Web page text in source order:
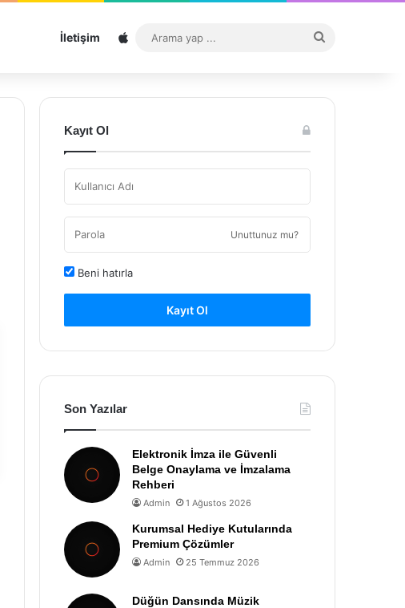
İletişim Sitemap
...
Kayıt Ol
Unuttunuz mu?
Beni hatırla
Kayıt Ol
Son Yazılar
Elektronik İmza ile Güvenli
Belge Onaylama ve İmzalama
Rehberi
Admin 1 Ağustos 2026
Kurumsal Hediye Kutularında
Premium Çözümler
Admin 25 Temmuz 2026
Düğün Dansında Müzik